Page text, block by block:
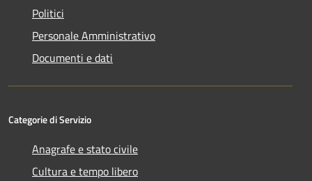
Politici
Personale Amministrativo
Documenti e dati
Categorie di Servizio
Anagrafe e stato civile
Cultura e tempo libero